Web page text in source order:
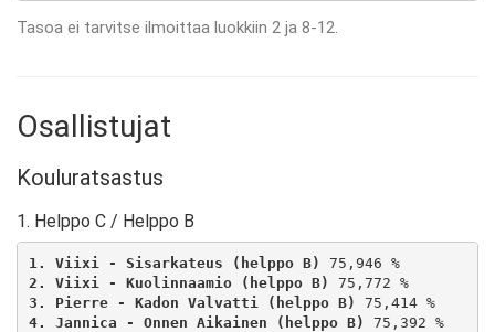
Tasoa ei tarvitse ilmoittaa luokkiin 2 ja 8-12.
Osallistujat
Kouluratsastus
1. Helppo C / Helppo B
1. Viixi - Sisarkateus (helppo B)
75,946 %
2. Viixi - Kuolinnaamio (helppo B)
75,772 %
3. Pierre - Kadon Valvatti (helppo B)
75,414 %
4. Jannica - Onnen Aikainen (helppo B)
75,392 %